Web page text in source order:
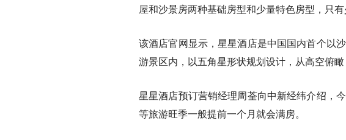
屋和沙景房两种基础房型和少量特色房型，只
该酒店官网显示，星星酒店是中国国内首个以
游景区内，以五角星形状规划设计，从高空俯
星星酒店预订营销经理周荃向中新经纬介绍，
等旅游旺季一般提前一个月就会满房。